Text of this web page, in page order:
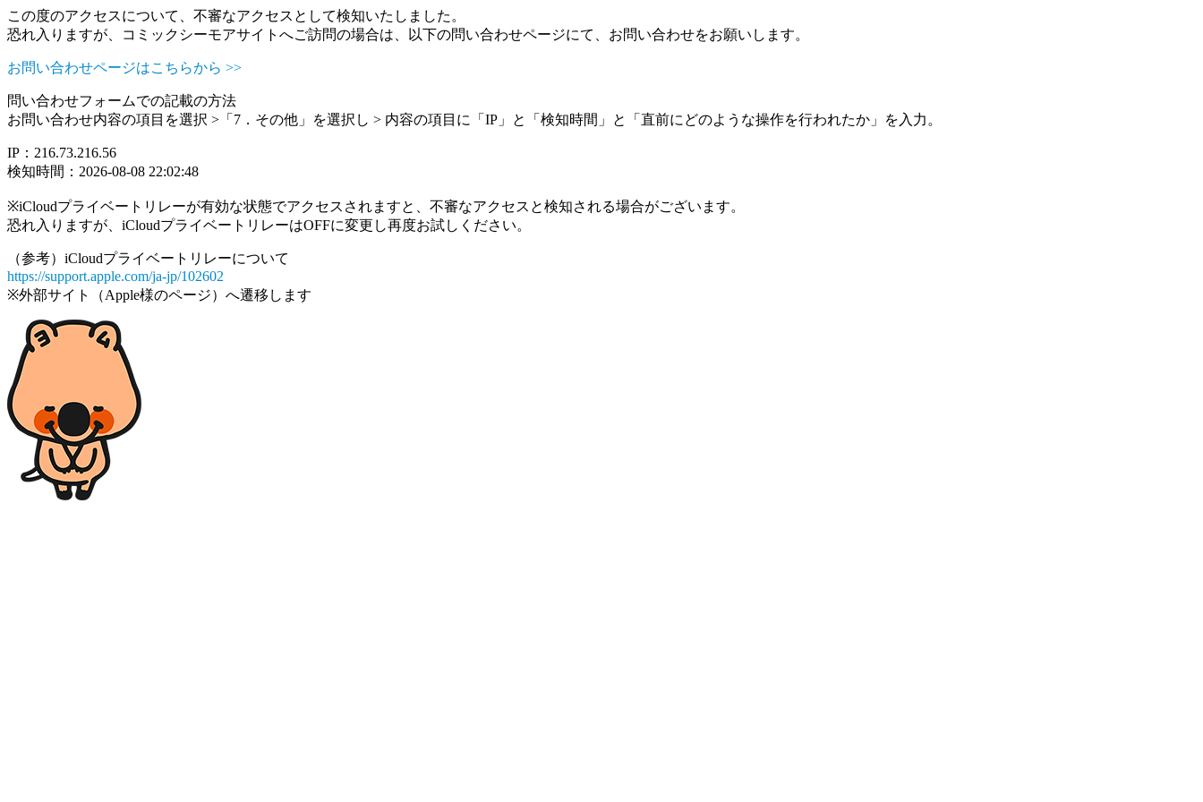
この度のアクセスについて、不審なアクセスとして検知いたしました。
恐れ入りますが、コミックシーモアサイトへご訪問の場合は、以下の問い合わせページにて、お問い合わせをお願いします。
お問い合わせページはこちらから >>
問い合わせフォームでの記載の方法
お問い合わせ内容の項目を選択 >「7．その他」を選択し > 内容の項目に「IP」と「検知時間」と「直前にどのような操作を行われたか」を入力。
IP：216.73.216.56
検知時間：2026-08-08 22:02:48
※iCloudプライベートリレーが有効な状態でアクセスされますと、不審なアクセスと検知される場合がございます。
恐れ入りますが、iCloudプライベートリレーはOFFに変更し再度お試しください。
（参考）iCloudプライベートリレーについて
https://support.apple.com/ja-jp/102602
※外部サイト（Apple様のページ）へ遷移します